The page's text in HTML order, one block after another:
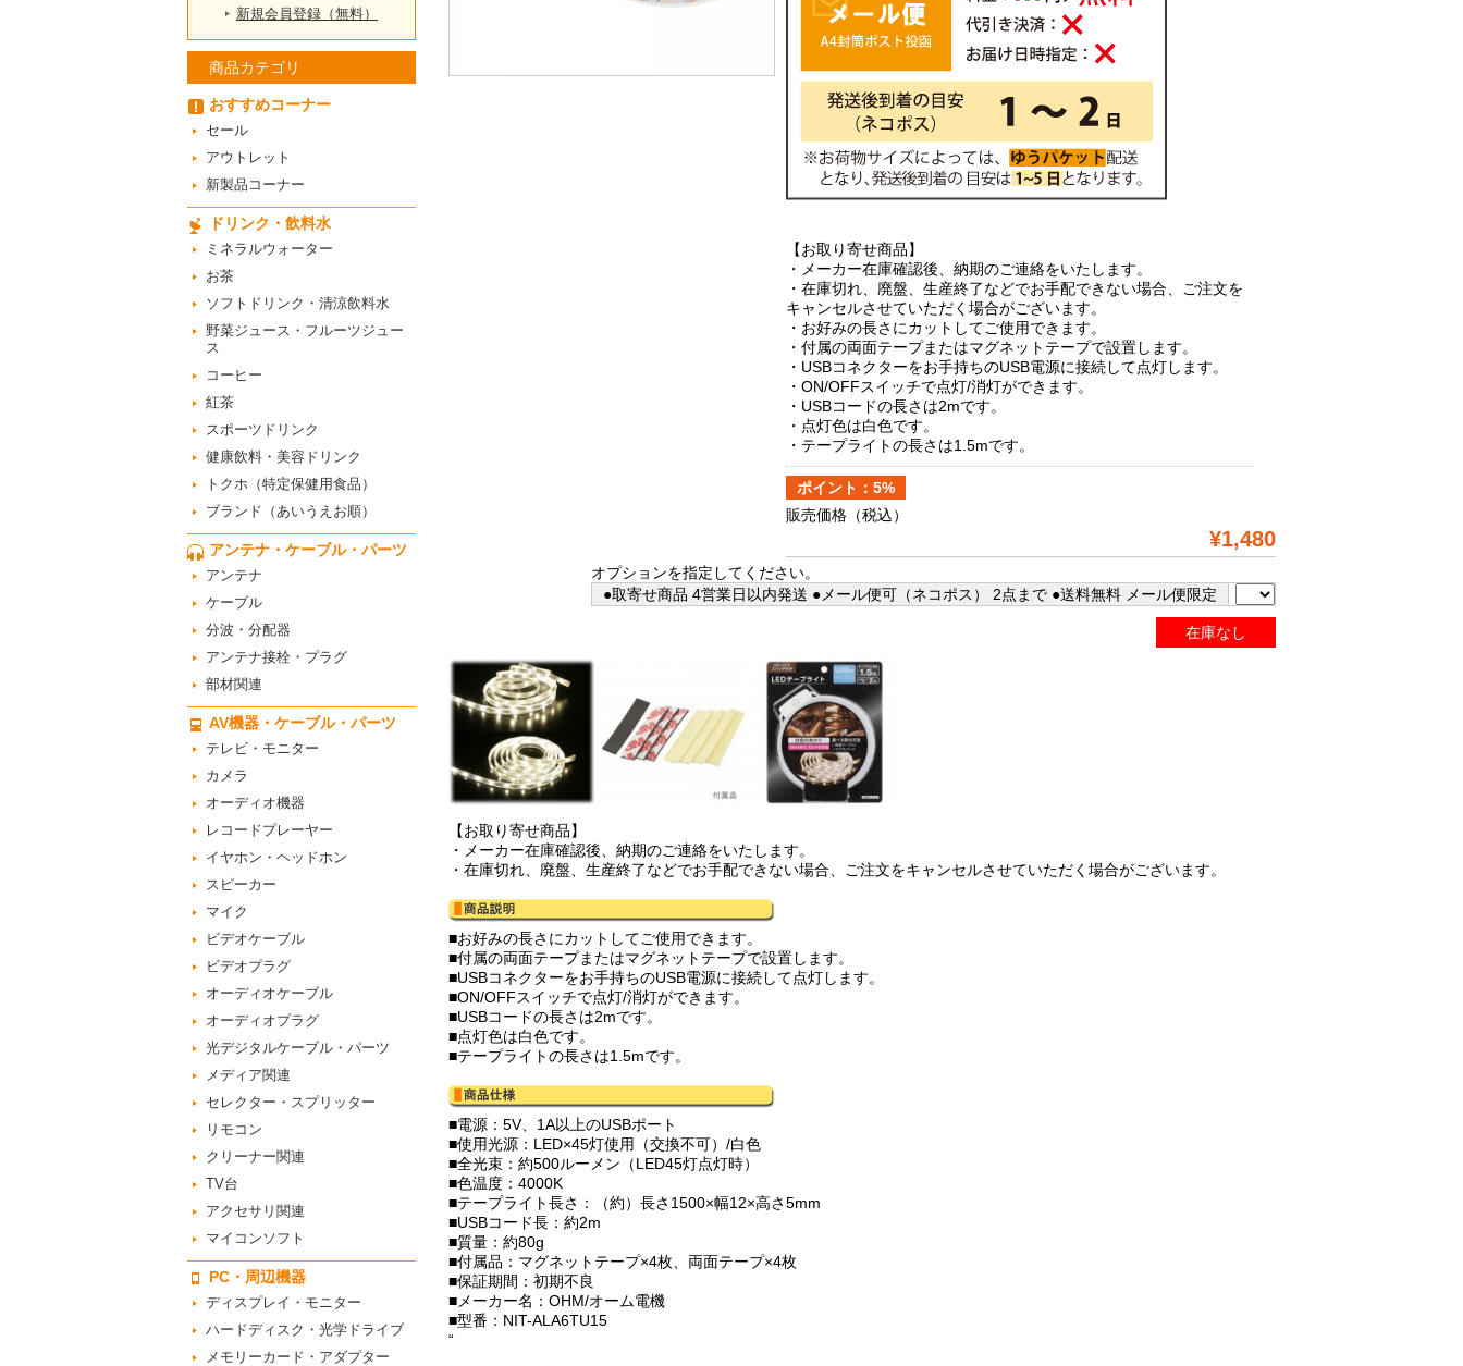
新規会員登録（無料）
商品カテゴリ
おすすめコーナー
セール
アウトレット
新製品コーナー
ドリンク・飲料水
ミネラルウォーター
お茶
ソフトドリンク・清涼飲料水
野菜ジュース・フルーツジュー
ス
コーヒー
紅茶
スポーツドリンク
健康飲料・美容ドリンク
トクホ（特定保健用食品）
ブランド（あいうえお順）
アンテナ・ケーブル・パーツ
アンテナ
ケーブル
分波・分配器
アンテナ接栓・プラグ
部材関連
AV機器・ケーブル・パーツ
テレビ・モニター
カメラ
オーディオ機器
レコードプレーヤー
イヤホン・ヘッドホン
スピーカー
マイク
ビデオケーブル
ビデオプラグ
オーディオケーブル
オーディオプラグ
光デジタルケーブル・パーツ
メディア関連
セレクター・スプリッター
リモコン
クリーナー関連
TV台
アクセサリ関連
マイコンソフト
PC・周辺機器
ディスプレイ・モニター
ハードディスク・光学ドライブ
メモリーカード・アダプター
【お取り寄せ商品】
・メーカー在庫確認後、納期のご連絡をいたします。
・在庫切れ、廃盤、生産終了などでお手配できない場合、ご注文を
キャンセルさせていただく場合がございます。
・お好みの長さにカットしてご使用できます。
・付属の両面テープまたはマグネットテープで設置します。
・USBコネクターをお手持ちのUSB電源に接続して点灯します。
・ON/OFFスイッチで点灯/消灯ができます。
・USBコードの長さは2mです。
・点灯色は白色です。
・テープライトの長さは1.5mです。
ポイント：5%
販売価格 （税込）
¥1,480
オプションを指定してください。
●取寄せ商品 4営業日以内発送 ●メール便可（ネコポス） 2点まで ●送料無料 メール便限定
在庫なし
【お取り寄せ商品】
・メーカー在庫確認後、納期のご連絡をいたします。
・在庫切れ、廃盤、生産終了などでお手配できない場合、ご注文をキャンセルさせていただく場合がございます。
■お好みの長さにカットしてご使用できます。
■付属の両面テープまたはマグネットテープで設置します。
■USBコネクターをお手持ちのUSB電源に接続して点灯します。
■ON/OFFスイッチで点灯/消灯ができます。
■USBコードの長さは2mです。
■点灯色は白色です。
■テープライトの長さは1.5mです。
■電源：5V、1A以上のUSBポート
■使用光源：LED×45灯使用（交換不可）/白色
■全光束：約500ルーメン（LED45灯点灯時）
■色温度：4000K
■テープライト長さ：（約）長さ1500×幅12×高さ5mm
■USBコード長：約2m
■質量：約80g
■付属品：マグネットテープ×4枚、両面テープ×4枚
■保証期間：初期不良
■メーカー名：OHM/オーム電機
■型番：NIT-ALA6TU15
“